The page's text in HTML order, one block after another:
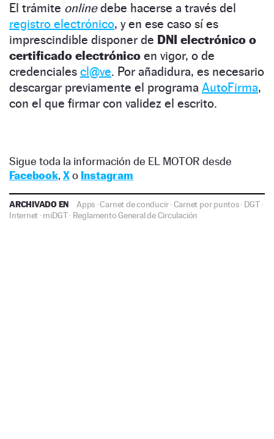
El trámite onlinedebe hacerse a través del
registro electrónico, y en ese caso sí es
imprescindible disponer de DNI electrónico o
certificado electrónico en vigor, o de
credenciales cl@ve. Por añadidura, es necesario
descargar previamente el programa AutoFirma,
con el que firmar con validez el escrito.
Sigue toda la información de EL MOTOR desde
Facebook, Xo Instagram
ARCHIVADO EN Apps ·Carnet de conducir·Carnet por puntos· DGT·
Internet ·miDGT· Reglamento General de Circulación